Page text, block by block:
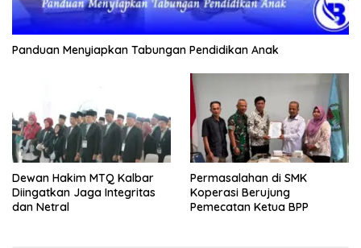
Panduan Menyiapkan Tabungan Pendidikan Anak
Dewan Hakim MTQ Kalbar
Diingatkan Jaga Integritas
dan Netral
Permasalahan di SMK
Koperasi Berujung
Pemecatan Ketua BPP